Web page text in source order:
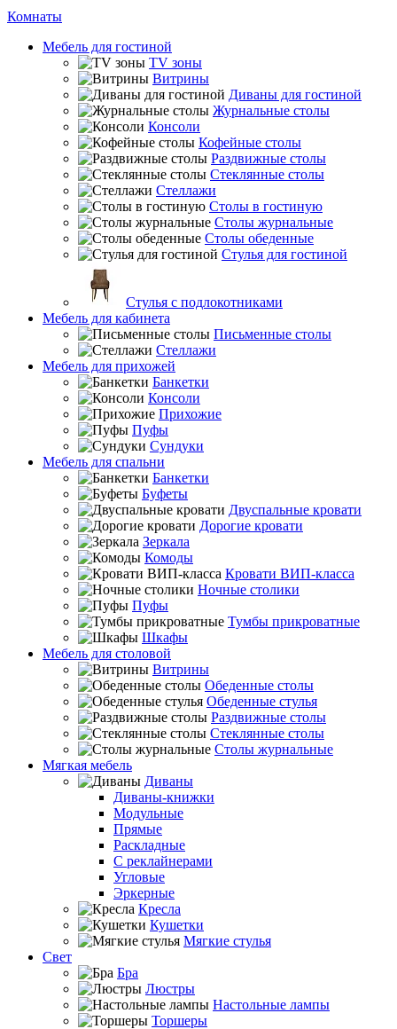
Комнаты
Мебель для гостиной
TV зоны
Витрины
Диваны для гостиной
Журнальные столы
Консоли
Кофейные столы
Раздвижные столы
Стеклянные столы
Стеллажи
Столы в гостиную
Столы журнальные
Столы обеденные
Стулья для гостиной
Стулья с подлокотниками
Мебель для кабинета
Письменные столы
Стеллажи
Мебель для прихожей
Банкетки
Консоли
Прихожие
Пуфы
Сундуки
Мебель для спальни
Банкетки
Буфеты
Двуспальные кровати
Дорогие кровати
Зеркала
Комоды
Кровати ВИП-класса
Ночные столики
Пуфы
Тумбы прикроватные
Шкафы
Мебель для столовой
Витрины
Обеденные столы
Обеденные стулья
Раздвижные столы
Стеклянные столы
Столы журнальные
Мягкая мебель
Диваны
Диваны-книжки
Модульные
Прямые
Раскладные
С реклайнерами
Угловые
Эркерные
Кресла
Кушетки
Мягкие стулья
Свет
Бра
Люстры
Настольные лампы
Торшеры